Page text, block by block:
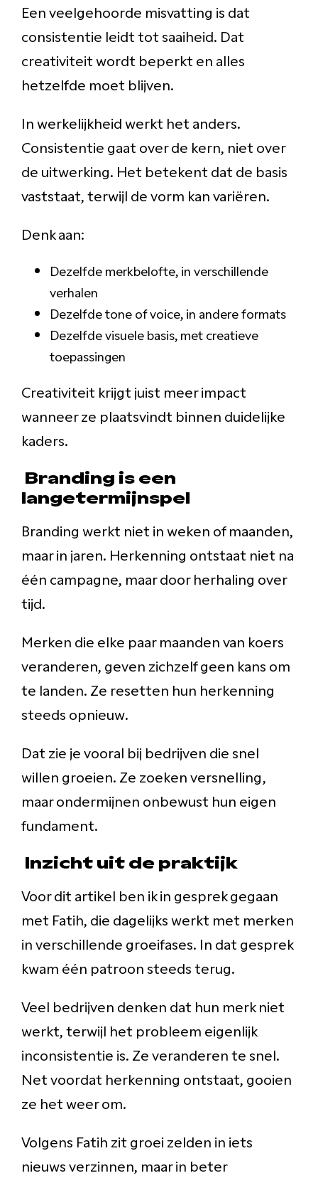
Een veelgehoorde misvatting is dat
consistentie leidt tot saaiheid. Dat
creativiteit wordt beperkt en alles
hetzelfde moet blijven.
In werkelijkheid werkt het anders.
Consistentie gaat over de kern, niet over
de uitwerking. Het betekent dat de basis
vaststaat, terwijl de vorm kan variëren.
Denk aan:
Dezelfde merkbelofte, in verschillende
verhalen
Dezelfde tone of voice, in andere formats
Dezelfde visuele basis, met creatieve
toepassingen
Creativiteit krijgt juist meer impact
wanneer ze plaatsvindt binnen duidelijke
kaders.
Branding is een
langetermijnspel
Branding werkt niet in weken of maanden,
maar in jaren. Herkenning ontstaat niet na
één campagne, maar door herhaling over
tijd.
Merken die elke paar maanden van koers
veranderen, geven zichzelf geen kans om
te landen. Ze resetten hun herkenning
steeds opnieuw.
Dat zie je vooral bij bedrijven die snel
willen groeien. Ze zoeken versnelling,
maar ondermijnen onbewust hun eigen
fundament.
Inzicht uit de praktijk
Voor dit artikel ben ik in gesprek gegaan
met Fatih, die dagelijks werkt met merken
in verschillende groeifases. In dat gesprek
kwam één patroon steeds terug.
Veel bedrijven denken dat hun merk niet
werkt, terwijl het probleem eigenlijk
inconsistentie is. Ze veranderen te snel.
Net voordat herkenning ontstaat, gooien
ze het weer om.
Volgens Fatih zit groei zelden in iets
nieuws verzinnen, maar in beter